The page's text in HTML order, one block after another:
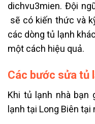
dichvu3mien. Đội
sẽ có kiến thức và
các dòng tủ lạnh
một cách hiệu quả.
Các bước sửa tủ
Khi tủ lạnh nhà bạn
lạnh tại Long Biên tại